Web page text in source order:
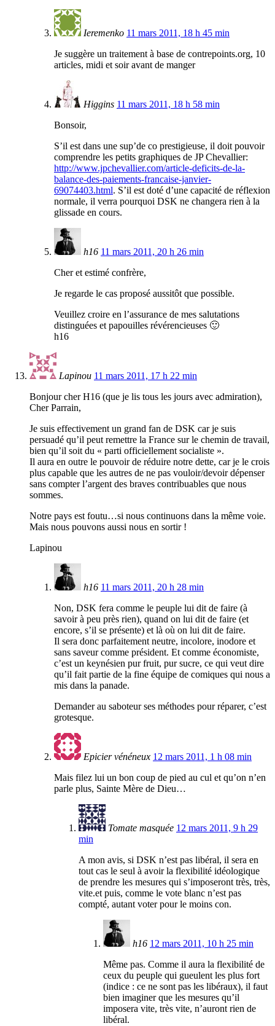
Ieremenko 11 mars 2011, 18 h 45 min
Je suggère un traitement à base de contrepoints.org, 10
articles, midi et soir avant de manger
Higgins 11 mars 2011, 18 h 58 min
Bonsoir,
S’il est dans une sup’de co prestigieuse, il doit pouvoir
comprendre les petits graphiques de JP Chevallier:
http://www.jpchevallier.com/article-deficits-de-la-
balance-des-paiements-francaise-janvier-
69074403.html. S’il est doté d’une capacité de réflexion
normale, il verra pourquoi DSK ne changera rien à la
glissade en cours.
h16 11 mars 2011, 20 h 26 min
Cher et estimé confrère,
Je regarde le cas proposé aussitôt que possible.
Veuillez croire en l’assurance de mes salutations
distinguées et papouilles révérencieuses 🙂
h16
Lapinou 11 mars 2011, 17 h 22 min
Bonjour cher H16 (que je lis tous les jours avec admiration),
Cher Parrain,
Je suis effectivement un grand fan de DSK car je suis
persuadé qu’il peut remettre la France sur le chemin de travail,
bien qu’il soit du « parti officiellement socialiste ».
Il aura en outre le pouvoir de réduire notre dette, car je le crois
plus capable que les autres de ne pas vouloir/devoir dépenser
sans compter l’argent des braves contribuables que nous
sommes.
Notre pays est foutu…si nous continuons dans la même voie.
Mais nous pouvons aussi nous en sortir !
Lapinou
h16 11 mars 2011, 20 h 28 min
Non, DSK fera comme le peuple lui dit de faire (à
savoir à peu près rien), quand on lui dit de faire (et
encore, s’il se présente) et là où on lui dit de faire.
Il sera donc parfaitement neutre, incolore, inodore et
sans saveur comme président. Et comme économiste,
c’est un keynésien pur fruit, pur sucre, ce qui veut dire
qu’il fait partie de la fine équipe de comiques qui nous a
mis dans la panade.
Demander au saboteur ses méthodes pour réparer, c’est
grotesque.
Epicier vénéneux 12 mars 2011, 1 h 08 min
Mais filez lui un bon coup de pied au cul et qu’on n’en
parle plus, Sainte Mère de Dieu…
Tomate masquée 12 mars 2011, 9 h 29
min
A mon avis, si DSK n’est pas libéral, il sera en
tout cas le seul à avoir la flexibilité idéologique
de prendre les mesures qui s’imposeront très, très,
vite.et puis, comme le vote blanc n’est pas
compté, autant voter pour le moins con.
h16 12 mars 2011, 10 h 25 min
Même pas. Comme il aura la flexibilité de
ceux du peuple qui gueulent les plus fort
(indice : ce ne sont pas les libéraux), il faut
bien imaginer que les mesures qu’il
imposera vite, très vite, n’auront rien de
libéral.